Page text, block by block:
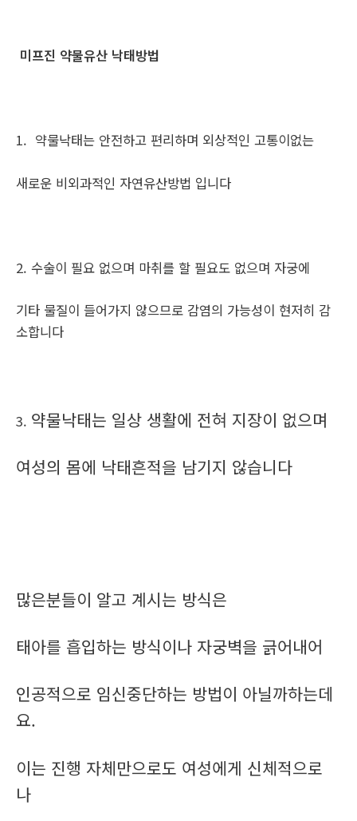
미프진 약물유산 낙태방법
1. 약물낙태는 안전하고 편리하며 외상적인 고통이없는
새로운 비외과적인 자연유산방법 입니다
2. 수술이 필요 없으며 마취를 할 필요도 없으며 자궁에
기타 물질이 들어가지 않으므로 감염의 가능성이 현저히 감
소합니다
3. 약물낙태는 일상 생활에 전혀 지장이 없으며
여성의 몸에 낙태흔적을 남기지 않습니다
많은분들이 알고 계시는 방식은
태아를 흡입하는 방식이나 자궁벽을 긁어내어
인공적으로 임신중단하는 방법이 아닐까하는데
요.
이는 진행 자체만으로도 여성에게 신체적으로
나